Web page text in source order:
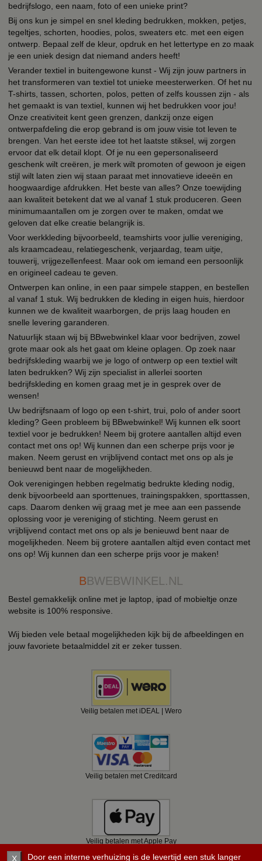
bedrijfslogo, een naam, foto of een unieke print?
Bij ons kun je simpel en snel kleding bedrukken, mokken, petjes,
tegeltjes, schorten, hoodies, polos, sweaters etc. met een eigen
ontwerp. Bepaal zelf de kleur, opdruk en het lettertype en zo maak
je een uniek design dat niemand anders heeft!
Verander textiel in buitengewone kunst - Wij zijn jouw partners in
het transformeren van textiel tot unieke meesterwerken. Of het nu
T-shirts, tassen, schorten, polos, petten of zelfs koussen zijn - als
het gemaakt is van textiel, kunnen wij het bedrukken voor jou!
Onze creativiteit kent geen grenzen, dankzij onze eigen
ontwerpafdeling die erop gebrand is om jouw visie tot leven te
brengen. Van het eerste idee tot het laatste stiksel, wij zorgen
ervoor dat elk detail klopt. Of je nu een gepersonaliseerd
geschenk wilt creëren, je merk wilt promoten of gewoon je eigen
stijl wilt laten zien wij staan paraat met innovatieve ideeën en
hoogwaardige afdrukken. Het beste van alles? Onze toewijding
aan kwaliteit betekent dat we al vanaf 1 stuk produceren. Geen
minimumaantallen om je zorgen over te maken, omdat we
geloven dat elke creatie belangrijk is.
Voor werkkleding bijvoorbeeld, teamshirts voor jullie vereniging,
als kraamcadeau, relatiegeschenk, verjaardag, team uitje,
touwerij, vrijgezellenfeest. Maar ook om iemand een persoonlijk
en origineel cadeau te geven.
Ontwerpen kan online, in een paar simpele stappen, en bestellen
al vanaf 1 stuk. Wij bedrukken de kleding in eigen huis, hierdoor
kunnen we de kwaliteit waarborgen, de prijs laag houden en
snelle levering garanderen.
Natuurlijk staan wij bij BBwebwinkel klaar voor bedrijven, zowel
grote maar ook als het gaat om kleine oplagen. Op zoek naar
bedrijfskleding waarbij we je logo of ontwerp op een textiel wilt
laten bedrukken? Wij zijn specialist in allerlei soorten
bedrijfskleding en komen graag met je in gesprek over de
wensen!
Uw bedrijfsnaam of logo op een t-shirt, trui, polo of ander soort
kleding? Geen probleem bij BBwebwinkel! Wij kunnen elk soort
textiel voor je bedrukken! Neem bij grotere aantallen altijd even
contact met ons op! Wij kunnen dan een scherpe prijs voor je
maken. Neem gerust en vrijblijvend contact met ons op als je
benieuwd bent naar de mogelijkheden.
Ook verenigingen hebben regelmatig bedrukte kleding nodig,
denk bijvoorbeeld aan sporttenues, trainingspakken, sporttassen,
caps. Daarom denken wij graag met je mee aan een passende
oplossing voor je vereniging of stichting. Neem gerust en
vrijblijvend contact met ons op als je benieuwd bent naar de
mogelijkheden. Neem bij grotere aantallen altijd even contact met
ons op! Wij kunnen dan een scherpe prijs voor je maken!
BBWEBWINKEL.NL
Bestel gemakkelijk online met je laptop, ipad of mobieltje onze
website is 100% responsive.
Wij bieden vele betaal mogelijkheden kijk bij de afbeeldingen en
jouw favoriete betaalmiddel zit er zeker tussen.
Veilig betalen met iDEAL | Wero
Veilig betalen met Creditcard
Veilig betalen met Apple Pay
X Door een interne verhuizing is de levertijd een stuk langer